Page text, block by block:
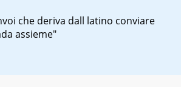
che deriva dall latino conviare
assieme"